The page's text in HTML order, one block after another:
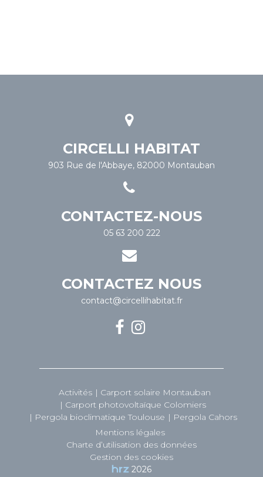
CIRCELLI HABITAT
903 Rue de l'Abbaye, 82000 Montauban
CONTACTEZ-NOUS
05 63 200 222
CONTACTEZ NOUS
contact@circellihabitat.fr
Activités
Carport solaire Montauban
Carport photovoltaïque Colomiers
Pergola bioclimatique Toulouse
Pergola Cahors
Mentions légales
Charte d’utilisation des données
Gestion des cookies
2026